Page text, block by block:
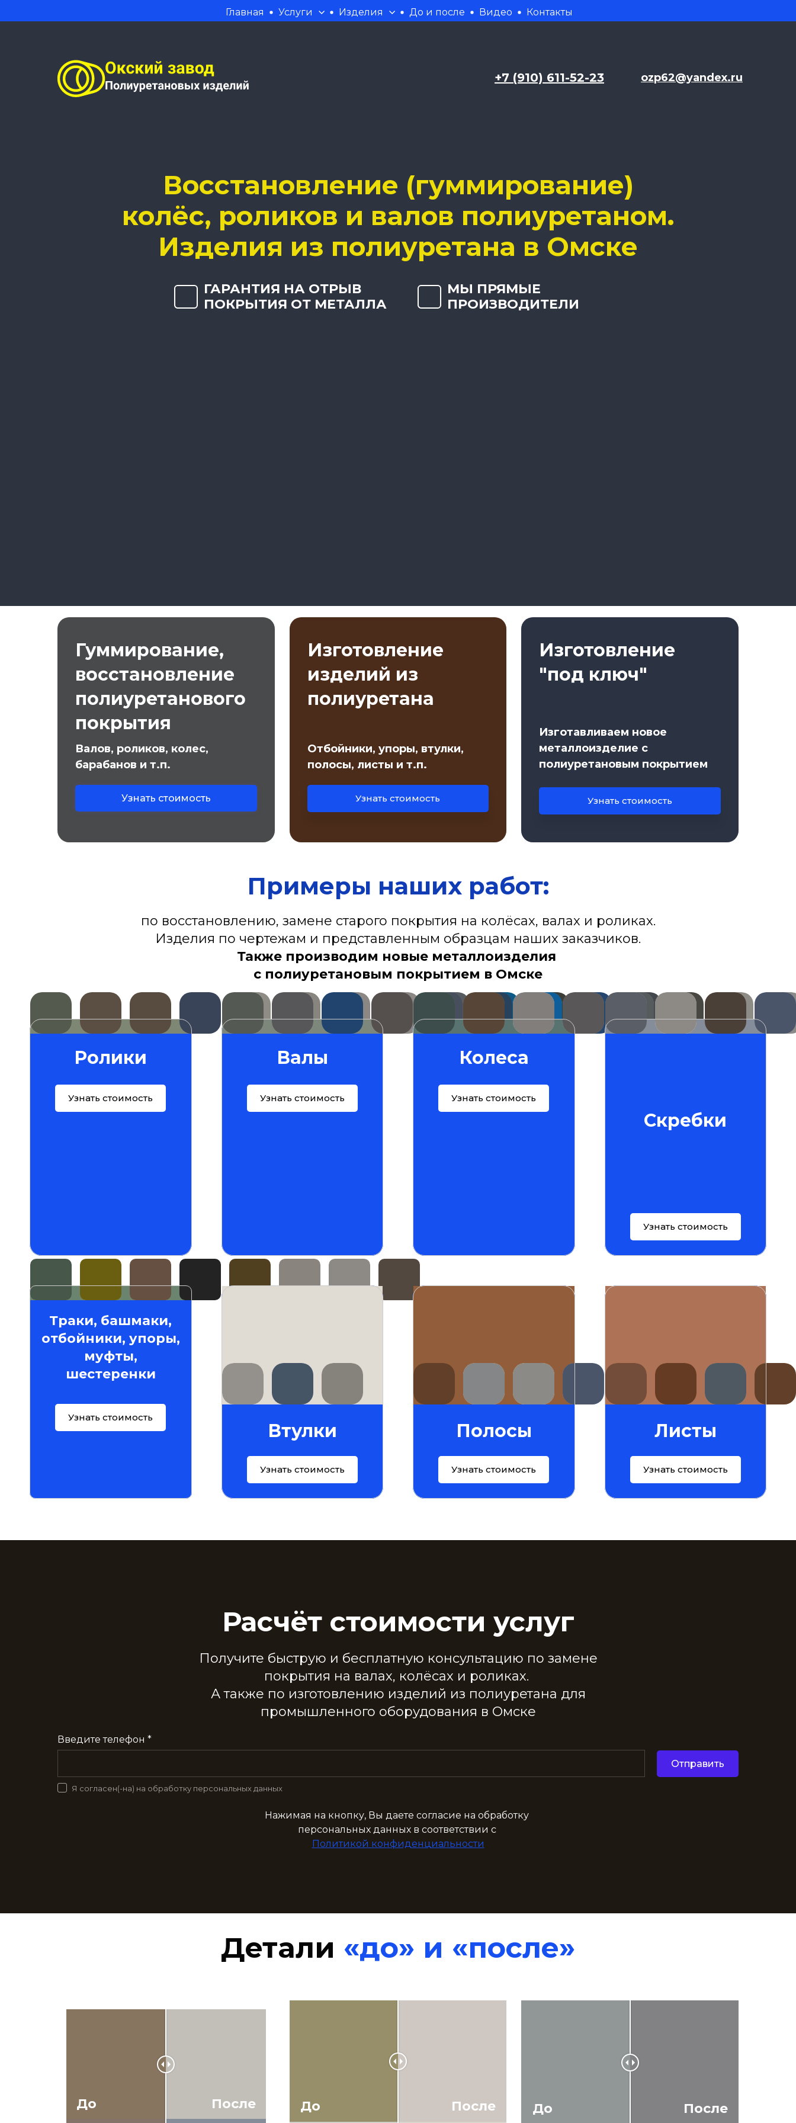
Главная Услуги Изделия До и после Видео Контакты
+7 (910) 611-52-23 ozp62@yandex.ru
ГАРАНТИЯ НА ОТРЫВ
ПОКРЫТИЯ ОТ МЕТАЛЛА
МЫ ПРЯМЫЕ
ПРОИЗВОДИТЕЛИ
Восстановление (гуммирование)
колёс, роликов и валов полиуретаном.
Изделия из полиуретана в Омске
Гуммирование,
восстановление
полиуретанового
покрытия
Валов, роликов, колес,
барабанов и т.п.
Узнать стоимость
Изготовление
изделий из
полиуретана
Отбойники, упоры, втулки,
полосы, листы и т.п.
Узнать стоимость
Изготовление
"под ключ"
Изготавливаем новое
металлоизделие с
полиуретановым покрытием
Узнать стоимость
Примеры наших работ:
по восстановлению, замене старого покрытия на колёсах, валах и роликах.
Изделия по чертежам и представленным образцам наших заказчиков.
Также производим новые металлоизделия
с полиуретановым покрытием в Омске
Ролики
Узнать стоимость
Валы
Узнать стоимость
Колеса
Узнать стоимость
Скребки
Узнать стоимость
Траки, башмаки,
отбойники, упоры,
муфты,
шестеренки
Узнать стоимость
Втулки
Узнать стоимость
Полосы
Узнать стоимость
Листы
Узнать стоимость
Расчёт стоимости услуг
Получите быструю и бесплатную консультацию по замене
покрытия на валах, колёсах и роликах.
А также по изготовлению изделий из полиуретана для
промышленного оборудования в Омске
Введите телефон *
Отправить
Я согласен(-на) на обработку персональных данных
Нажимая на кнопку, Вы даете согласие на обработку
персональных данных в соответствии с
Политикой конфиденциальности
Детали «до» и «после»
До После До После До После